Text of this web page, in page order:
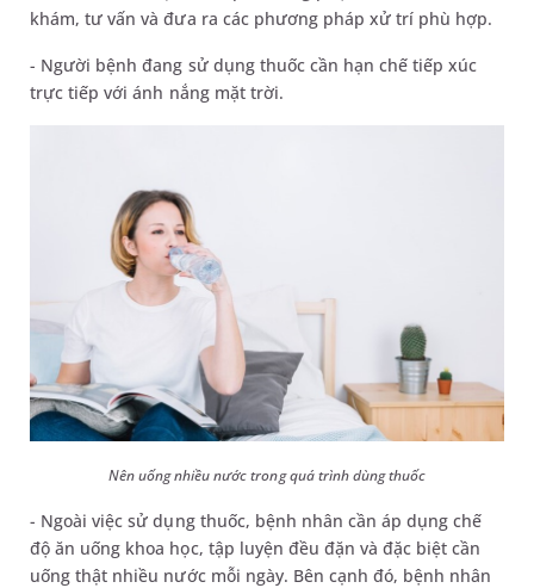
khám, tư vấn và đưa ra các phương pháp xử trí phù hợp.
- Người bệnh đang sử dụng thuốc cần hạn chế tiếp xúc
trực tiếp với ánh nắng mặt trời.
Nên uống nhiều nước trong quá trình dùng thuốc
- Ngoài việc sử dụng thuốc, bệnh nhân cần áp dụng chế
độ ăn uống khoa học, tập luyện đều đặn và đặc biệt cần
uống thật nhiều nước mỗi ngày. Bên cạnh đó, bệnh nhân